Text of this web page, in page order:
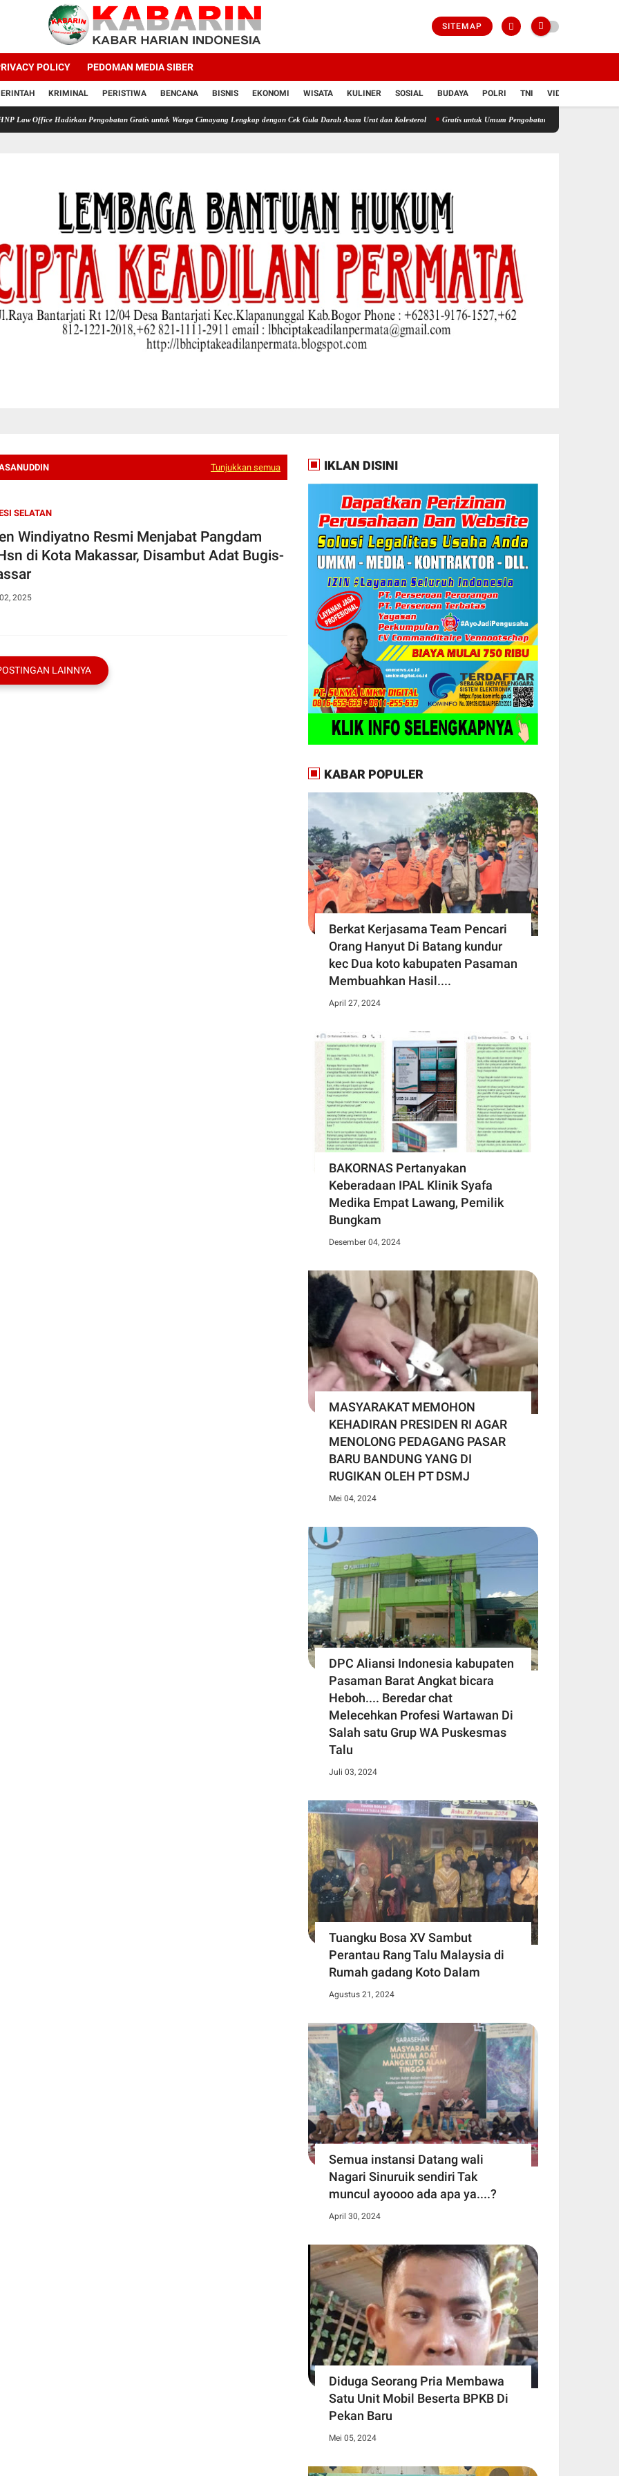
SITEMAP
POLICY PEDOMAN MEDIA SIBER
KRIMINAL PERISTIWA BENCANA BISNIS EKONOMI WISATA KULINER SOSIAL BUDAYA POLRI TNI VIDIO
Hadirkan Pengobatan Gratis untuk Warga Cimayang Lengkap dengan Cek Gula Darah Asam Urat dan Kolesterol Gratis untuk Umum Pengobatan dan Cek Asam Urat Digelar
Tunjukkan semua
SELATAN
Windiyatno Resmi Menjabat Pangdam
di Kota Makassar, Disambut Adat Bugis-
2025
LAINNYA
IKLAN DISINI
KABAR POPULER
Berkat Kerjasama Team Pencari
Orang Hanyut Di Batang kundur
kec Dua koto kabupaten Pasaman
Membuahkan Hasil....
April 27, 2024
BAKORNAS Pertanyakan
Keberadaan IPAL Klinik Syafa
Medika Empat Lawang, Pemilik
Bungkam
Desember 04, 2024
MASYARAKAT MEMOHON
KEHADIRAN PRESIDEN RI AGAR
MENOLONG PEDAGANG PASAR
BARU BANDUNG YANG DI
RUGIKAN OLEH PT DSMJ
Mei 04, 2024
DPC Aliansi Indonesia kabupaten
Pasaman Barat Angkat bicara
Heboh.... Beredar chat
Melecehkan Profesi Wartawan Di
Salah satu Grup WA Puskesmas
Talu
Juli 03, 2024
Tuangku Bosa XV Sambut
Perantau Rang Talu Malaysia di
Rumah gadang Koto Dalam
Agustus 21, 2024
Semua instansi Datang wali
Nagari Sinuruik sendiri Tak
muncul ayoooo ada apa ya....?
April 30, 2024
Diduga Seorang Pria Membawa
Satu Unit Mobil Beserta BPKB Di
Pekan Baru
Mei 05, 2024